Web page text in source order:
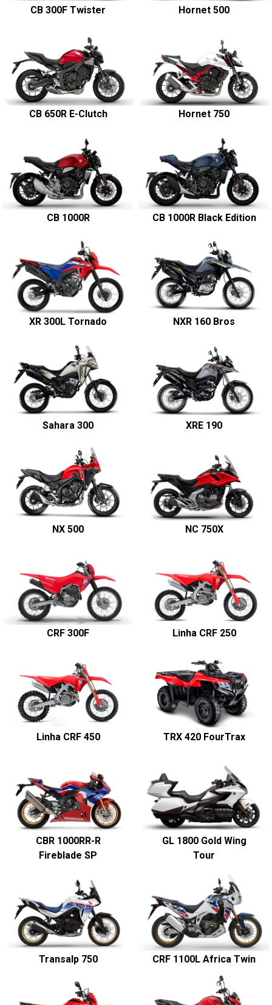
CB 300F Twister Hornet 500
CB 650R E-Clutch Hornet 750
CB 1000R CB 1000R Black Edition
XR 300L Tornado NXR 160 Bros
Sahara 300 XRE 190
NX 500 NC 750X
CRF 300F Linha CRF 250
Linha CRF 450 TRX 420 FourTrax
CBR 1000RR-R
Fireblade SP
GL 1800 Gold Wing
Tour
Transalp 750 CRF 1100L Africa Twin